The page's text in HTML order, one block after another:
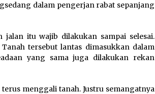
Di Forum Internasional Majelis
Megawati Soekarnoputri
Tegaskan Kepemimpinan
Perempuan Bukan Dominasi,
Tapi Merawat Dan Merangkul
dalam pengerjan rabat sepanjang
itu wajib dilakukan sampai selesai.
tersebut lantas dimasukkan dalam
yang sama juga dilakukan rekan
menggali tanah. Justru semangatnya